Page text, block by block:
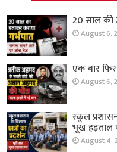
20 साल की
August 6,
एक बार
August 6,
स्कूल
भूख हड़ताल
August 4,